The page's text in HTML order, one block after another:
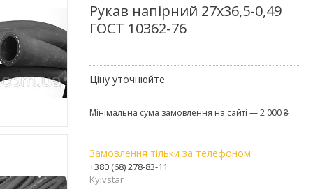
Рукав напірний 27х36,5-0,49
ГОСТ 10362-76
Ціну уточнюйте
Мінімальна сума замовлення на сайті — 2 000 ₴
Замовлення тільки за телефоном
+380 (68) 278-83-11
Kyivstar